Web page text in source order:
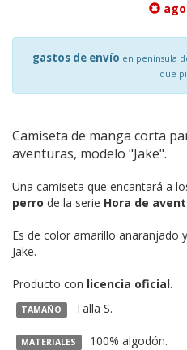
gastos de envío en península
que
Camiseta de manga corta
aventuras, modelo "Jake".
Una camiseta que encantará a
perro de la serie Hora de
Es de color amarillo anaranjado
Jake.
Producto con licencia oficial.
TAMAÑO Talla S.
MATERIALES 100% algodón.